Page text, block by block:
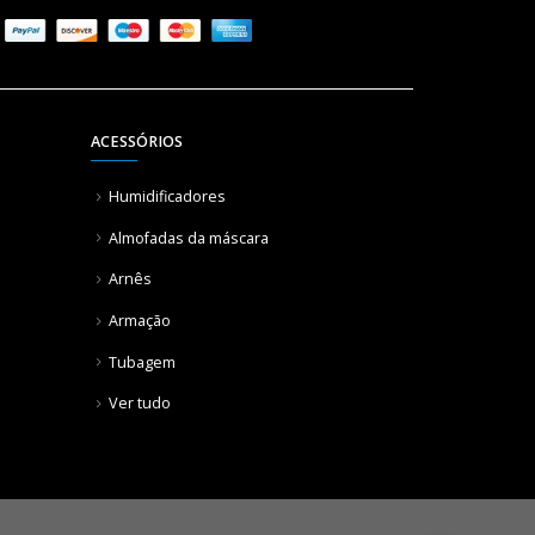
ACESSÓRIOS
Humidificadores
Almofadas da máscara
Arnês
Armação
Tubagem
Ver tudo